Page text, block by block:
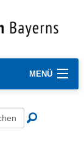
MENÜ